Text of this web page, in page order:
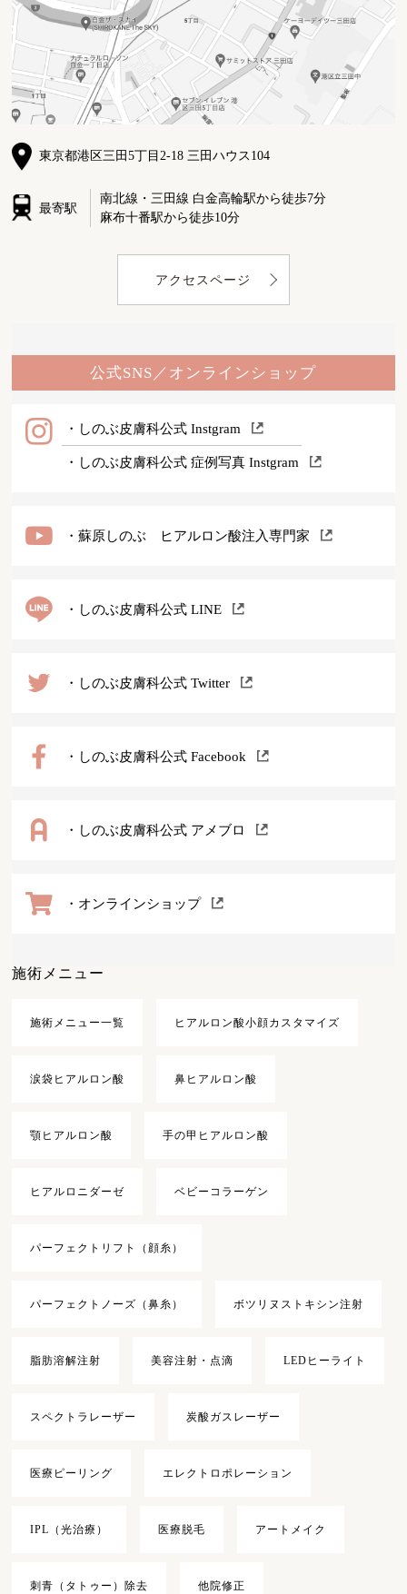
東京都港区三田5丁目2-18 三田ハウス104
最寄駅
南北線・三田線 白金高輪駅から徒歩7分
麻布十番駅から徒歩10分
アクセスページ
公式SNS／オンラインショップ
・しのぶ皮膚科公式 Instgram
・しのぶ皮膚科公式 症例写真 Instgram
・蘇原しのぶ ヒアルロン酸注入専門家
・しのぶ皮膚科公式 LINE
・しのぶ皮膚科公式 Twitter
・しのぶ皮膚科公式 Facebook
・しのぶ皮膚科公式 アメブロ
・オンラインショップ
施術メニュー
施術メニュー一覧 ヒアルロン酸小顔カスタマイズ
涙袋ヒアルロン酸 鼻ヒアルロン酸
顎ヒアルロン酸 手の甲ヒアルロン酸
ヒアルロニダーゼ ベビーコラーゲン
パーフェクトリフト（顔糸）
パーフェクトノーズ（鼻糸） ボツリヌストキシン注射
脂肪溶解注射 美容注射・点滴 LEDヒーライト
スペクトラレーザー 炭酸ガスレーザー
医療ピーリング エレクトロポレーション
IPL（光治療） 医療脱毛 アートメイク
刺青（タトゥー）除去 他院修正